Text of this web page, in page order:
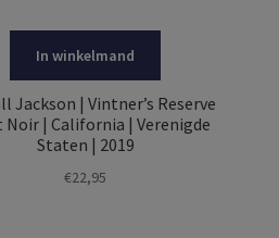
In winkelmand
Jackson | Vintner’s Reserve
| California | Verenigde
Staten | 2019
€22,95